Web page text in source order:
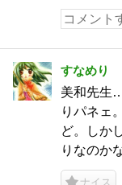
すなめり
美和先生
りパネェ
ど。しか
りなのか
ナイス